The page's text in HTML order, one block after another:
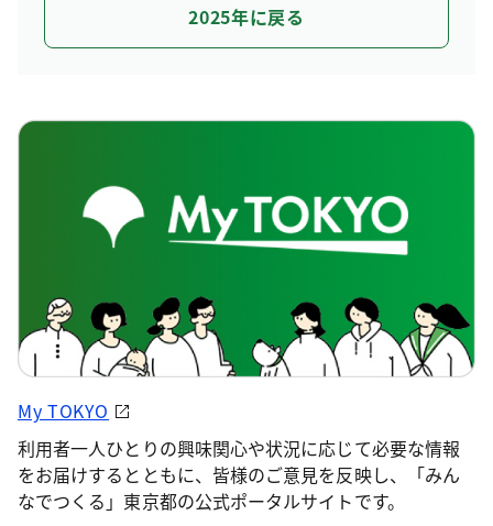
2025年に戻る
My TOKYO
利用者一人ひとりの興味関心や状況に応じて必要な情報
をお届けするとともに、皆様のご意見を反映し、「みん
なでつくる」東京都の公式ポータルサイトです。